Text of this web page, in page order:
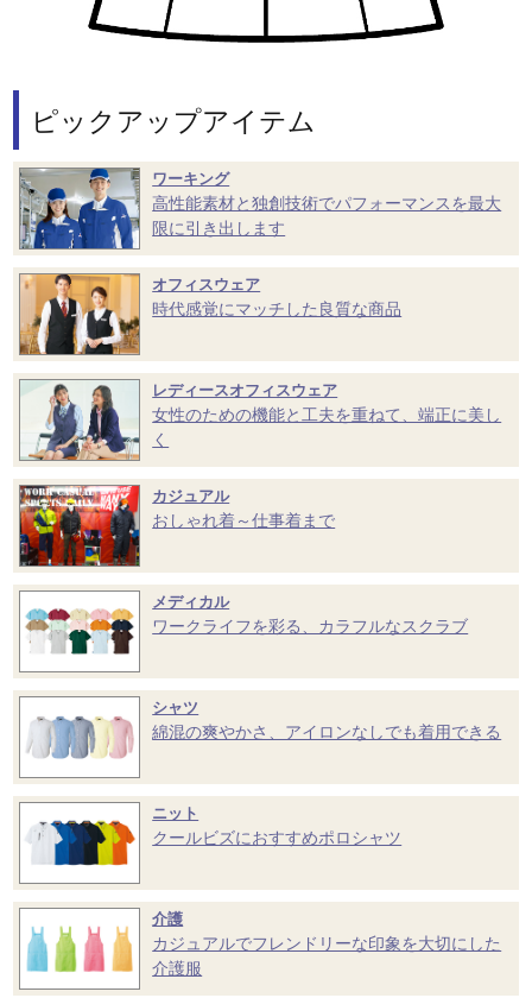
ピックアップアイテム
ワーキング
高性能素材と独創技術でパフォーマンスを最大
限に引き出します
オフィスウェア
時代感覚にマッチした良質な商品
レディースオフィスウェア
女性のための機能と工夫を重ねて、端正に美し
く
カジュアル
おしゃれ着～仕事着まで
メディカル
ワークライフを彩る、カラフルなスクラブ
シャツ
綿混の爽やかさ、アイロンなしでも着用できる
ニット
クールビズにおすすめポロシャツ
介護
カジュアルでフレンドリーな印象を大切にした
介護服